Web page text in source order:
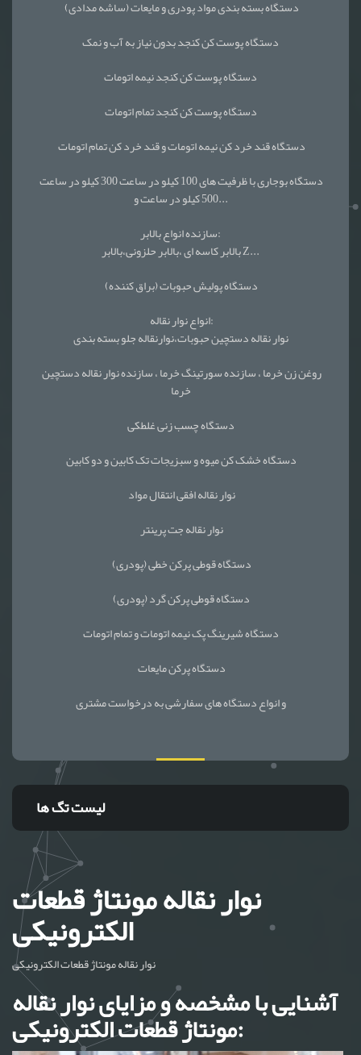
دستگاه بسته بندی مواد پودری و مایعات (ساشه مدادی)
دستگاه پوست کن کنجد نیمه اتومات
دستگاه پوست کن کنجد تمام اتومات
دستگاه قند خرد کن نیمه اتومات و قند خرد کن تمام اتومات
500 کیلو در ساعت و...
سازنده انواع بالابر:
بالابر کاسه ای ،بالابر حلزونی،بالابر Z...
دستگاه پولیش حبوبات (براق کننده)
انواع نوار نقاله:
نوار نقاله دستچین حبوبات،نوارنقاله جلو بسته بندی
خرما
دستگاه چسب زنی غلطکی
دستگاه خشک کن میوه و سبزیجات تک کابین و دو کابین
نوار نقاله افقی انتقال مواد
نوار نقاله جت پرینتر
دستگاه قوطی پرکن خطی (پودری)
دستگاه قوطی پرکن گرد (پودری)
دستگاه شیرینگ پک نیمه اتومات و تمام اتومات
دستگاه پرکن مایعات
و انواع دستگاه های سفارشی به درخواست مشتری
لیست تگ ها
نوار نقاله مونتاژ قطعات
الکترونیکی
نوار نقاله مونتاژ قطعات الکترونیکی
آشنایی با مشخصه و مزایای نوار نقاله
مونتاژ قطعات الکترونیکی: